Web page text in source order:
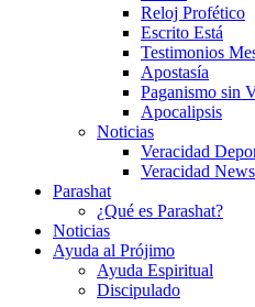
Reloj Profético
Escrito Está
Testimonios
Apostasía
Paganismo sin
Apocalipsis
Noticias
Veracidad
Veracidad News
Parashat
¿Qué es Parashat?
Noticias
Ayuda al Prójimo
Ayuda Espiritual
Discipulado